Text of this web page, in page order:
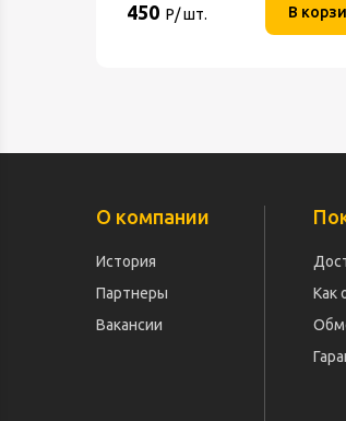
450 Р/ шт. В
О компании
История
Партнеры
Вакансии
Как